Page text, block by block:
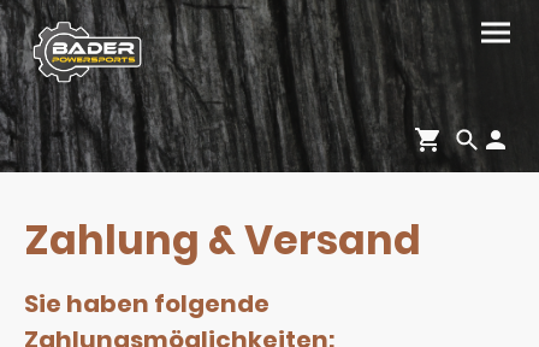
Zahlung & Versand
Sie haben folgende
Zahlungsmöglichkeiten: